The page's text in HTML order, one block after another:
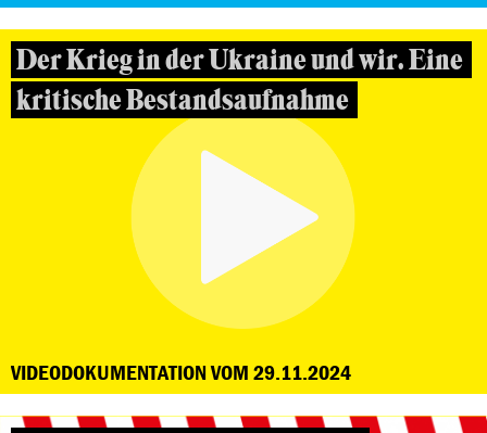
Der Krieg in der Ukraine und wir. Eine
kritische Bestandsaufnahme
VIDEODOKUMENTATION VOM 29.11.2024